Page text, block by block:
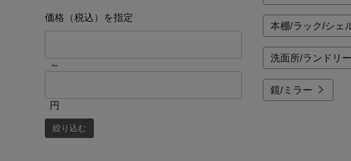
価格（税込）を指定
～
円
絞り込む
本棚/ラック/シェ
洗面所/ランドリ
鏡/ミラー